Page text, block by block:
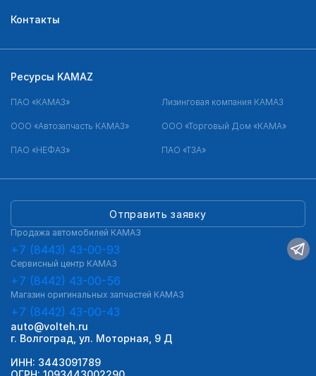
Контакты
Отправить заявку
Продажа автомобилей КАМАЗ
+7 (8443) 43-00-93
Сервисный центр КАМАЗ
+7 (8442) 43-00-56
Магазин оригинальных запчастей КАМАЗ
+7 (8442) 43-00-43
auto@volteh.ru
г. Волгоград, ул. Моторная, 9 Д
ИНН: 3443091789
Ресурсы KAMAZ
ПАО «КАМАЗ» Лизинговая компания КАМАЗ
ООО «Автозапчасть КАМАЗ» ООО «Торговый Дом «КАМА»
ПАО «НЕФАЗ» ПАО «ТЗА»